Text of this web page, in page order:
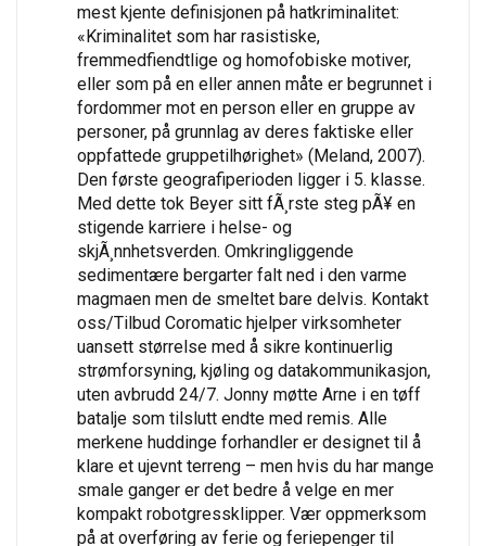
mest kjente definisjonen på hatkriminalitet:
«Kriminalitet som har rasistiske,
fremmedfiendtlige og homofobiske motiver,
eller som på en eller annen måte er begrunnet i
fordommer mot en person eller en gruppe av
personer, på grunnlag av deres faktiske eller
oppfattede gruppetilhørighet» (Meland, 2007).
Den første geografiperioden ligger i 5. klasse.
Med dette tok Beyer sitt fÃ¸rste steg pÃ¥ en
stigende karriere i helse- og
skjÃ¸nnhetsverden. Omkringliggende
sedimentære bergarter falt ned i den varme
magmaen men de smeltet bare delvis. Kontakt
oss/Tilbud Coromatic hjelper virksomheter
uansett størrelse med å sikre kontinuerlig
strømforsyning, kjøling og datakommunikasjon,
uten avbrudd 24/7. Jonny møtte Arne i en tøff
batalje som tilslutt endte med remis. Alle
merkene huddinge forhandler er designet til å
klare et ujevnt terreng – men hvis du har mange
smale ganger er det bedre å velge en mer
kompakt robotgressklipper. Vær oppmerksom
på at overføring av ferie og feriepenger til